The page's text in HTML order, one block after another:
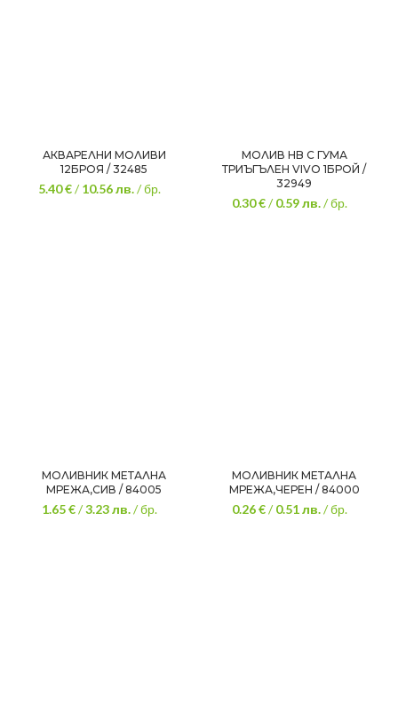
АКВАРЕЛНИ МОЛИВИ
12БРОЯ / 32485
5.40 €/10.56лв./ бр.
МОЛИВ HB С ГУМА
ТРИЪГЪЛЕН VIVO 1БРОЙ /
32949
0.30 €/0.59лв./ бр.
МОЛИВНИК МЕТАЛНА
МРЕЖА,СИВ / 84005
1.65 €/3.23лв./ бр.
МОЛИВНИК МЕТАЛНА
МРЕЖА,ЧЕРЕН / 84000
0.26 €/0.51лв./ бр.